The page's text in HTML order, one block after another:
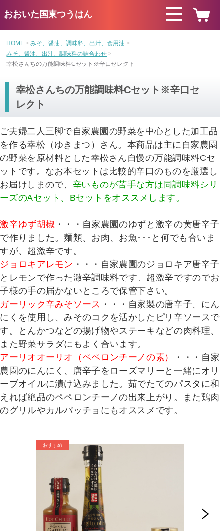
おおいた国東つうはん
HOME
みそ、醤油、調味料、出汁、食用油
みそ、醤油、出汁、調味料の詰合わせ
幸松さんちの万能調味料Cセット※辛口セレクト
幸松さんちの万能調味料Cセット※辛口セ
レクト
ご夫婦二人三脚で自家農園の野菜を中心とした加工品
を作る幸松（ゆきまつ）さん。本商品は主に自家農園
の野菜を原材料とした幸松さん自慢の万能調味料Cセ
ットです。なお本セットは比較的辛口のものを厳選し
お届けしまので、 辛いものが苦手な方は同調味料シリ
ーズのAセット、Bセットをオススメします。
激辛ゆず胡椒 ・・・自家農園のゆずと激辛の黄唐辛子
で作りました。麺類、お肉、お魚･･･と何でも合いま
すが、超激辛です。
ジョロキアレモン ・・・自家農園のジョロキア唐辛子
とレモンで作った激辛調味料です。超激辛ですのでお
子様の手の届かないところで保管下さい。
ガーリック辛みそソース ・・・自家製の唐辛子、にん
にくを使用し、みそのコクを活かしたピリ辛ソースで
す。とんかつなどの揚げ物やステーキなどの肉料理、
また野菜サラダにもよく合います。
アーリオオーリオ（ペペロンチーノの素）
・・・自家
農園のにんにく、唐辛子をローズマリーと一緒にオリ
ーブオイルに漬け込みました。茹でたてのパスタに和
えれば絶品のペペロンチーノの出来上がり。また鶏肉
のグリルやカルパッチョにもオススメです。